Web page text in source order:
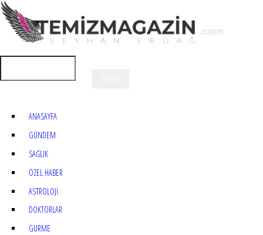
ANASAYFA
GÜNDEM
SAĞLIK
ÖZEL HABER
ASTROLOJİ
DOKTORLAR
GURME